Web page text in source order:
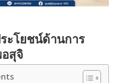
ะโยชน์ด้านการ
สุจิ